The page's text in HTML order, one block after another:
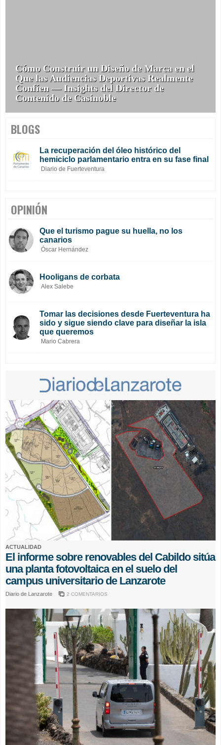
Cómo Construir un Diseño de Marca en el
Que las Audiencias Deportivas Realmente
Confíen — Insights del Director de
Contenido de Casinoble
BLOGS
La recuperación del óleo histórico del
hemiciclo parlamentario entra en su fase final
Diario de Fuerteventura
OPINIÓN
Que el turismo pague su huella, no los
canarios
Óscar Hernández
Hooligans de corbata
Alex Salebe
Tomar las decisiones desde Fuerteventura ha
sido y sigue siendo clave para diseñar la isla
que queremos
Mario Cabrera
ACTUALIDAD
El informe sobre renovables del Cabildo sitúa
una planta fotovoltaica en el suelo del
campus universitario de Lanzarote
Diario de Lanzarote 2 COMENTARIOS